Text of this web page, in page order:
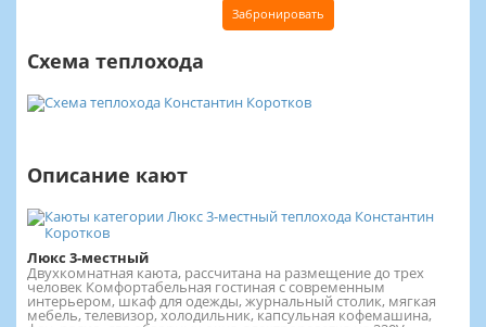
Забронировать
Схема теплохода
Описание кают
Люкс 3-местный
Двухкомнатная каюта, рассчитана на размещение до трех
человек Комфортабельная гостиная с современным
интерьером, шкаф для одежды, журнальный столик, мягкая
мебель, телевизор, холодильник, капсульная кофемашина,